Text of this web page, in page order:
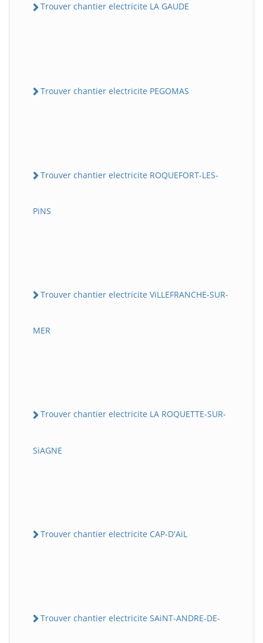
Trouver chantier electricite LA GAUDE
Trouver chantier electricite PEGOMAS
Trouver chantier electricite ROQUEFORT-LES-
PiNS
Trouver chantier electricite ViLLEFRANCHE-SUR-
MER
Trouver chantier electricite LA ROQUETTE-SUR-
SiAGNE
Trouver chantier electricite CAP-D'AiL
Trouver chantier electricite SAiNT-ANDRE-DE-